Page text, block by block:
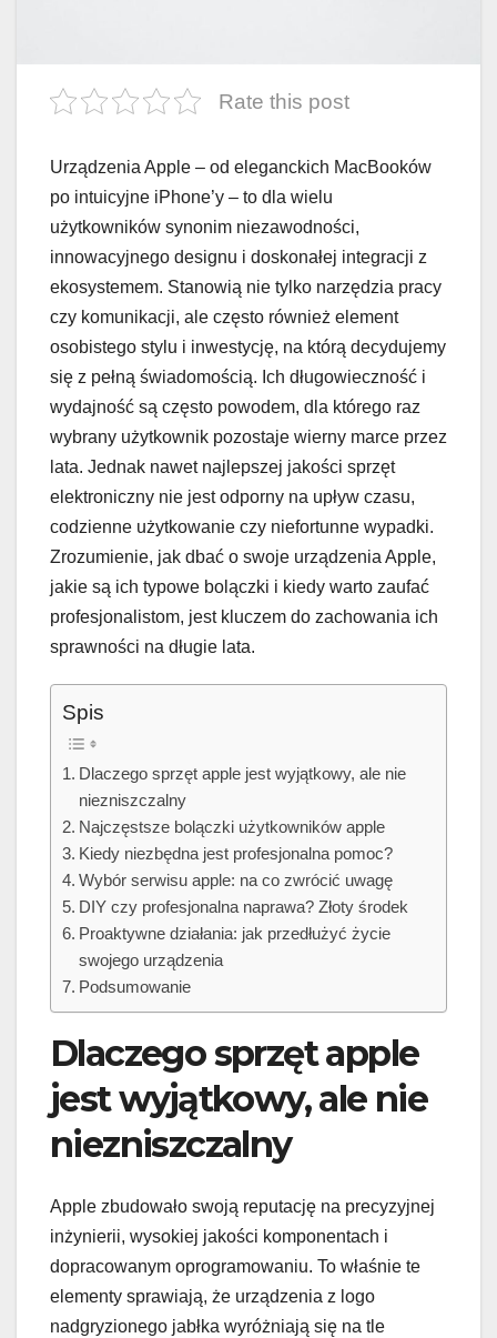
Rate this post
Urządzenia Apple – od eleganckich MacBooków
po intuicyjne iPhone’y – to dla wielu
użytkowników synonim niezawodności,
innowacyjnego designu i doskonałej integracji z
ekosystemem. Stanowią nie tylko narzędzia pracy
czy komunikacji, ale często również element
osobistego stylu i inwestycję, na którą decydujemy
się z pełną świadomością. Ich długowieczność i
wydajność są często powodem, dla którego raz
wybrany użytkownik pozostaje wierny marce przez
lata. Jednak nawet najlepszej jakości sprzęt
elektroniczny nie jest odporny na upływ czasu,
codzienne użytkowanie czy niefortunne wypadki.
Zrozumienie, jak dbać o swoje urządzenia Apple,
jakie są ich typowe bolączki i kiedy warto zaufać
profesjonalistom, jest kluczem do zachowania ich
sprawności na długie lata.
Spis
Dlaczego sprzęt apple jest wyjątkowy, ale nie
niezniszczalny
Najczęstsze bolączki użytkowników apple
Kiedy niezbędna jest profesjonalna pomoc?
Wybór serwisu apple: na co zwrócić uwagę
DIY czy profesjonalna naprawa? Złoty środek
Proaktywne działania: jak przedłużyć życie
swojego urządzenia
Podsumowanie
Dlaczego sprzęt apple
jest wyjątkowy, ale nie
niezniszczalny
Apple zbudowało swoją reputację na precyzyjnej
inżynierii, wysokiej jakości komponentach i
dopracowanym oprogramowaniu. To właśnie te
elementy sprawiają, że urządzenia z logo
nadgryzionego jabłka wyróżniają się na tle